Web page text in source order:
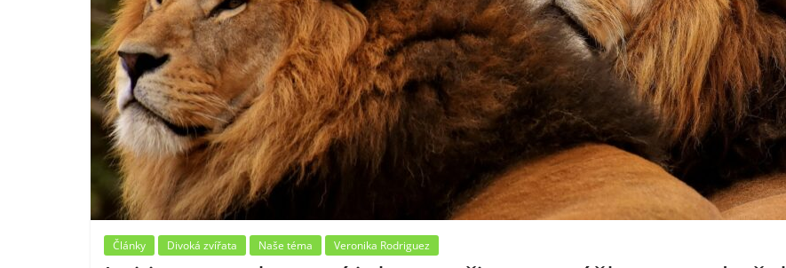
Články Divoká zvířata Naše téma Veronika Rodriguez